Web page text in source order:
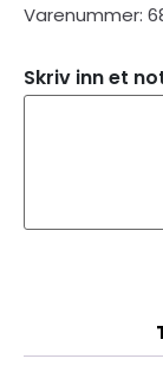
Varenummer:
Skriv inn et